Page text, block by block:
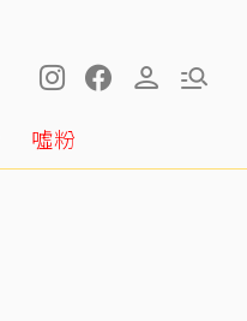
噓粉